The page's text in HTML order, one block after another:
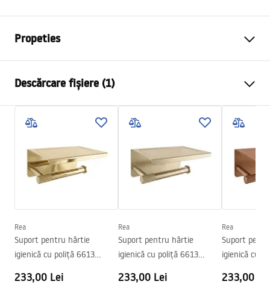
Propeties
Material
Metodă de montaj
Cu șuruburi
Latime
200
Inalime
30mm
Adâncime
60mm
Tomi
Descărcare fișiere (1)
Condiții de garanție
Rea
Suport pentru hârtie
igienică cu poliță 6613
233,00 Lei
Rea
Suport pentru hârtie
igienică cu poliță 6613
233,00 Lei
Rea
Suport
igienică cu
233,00